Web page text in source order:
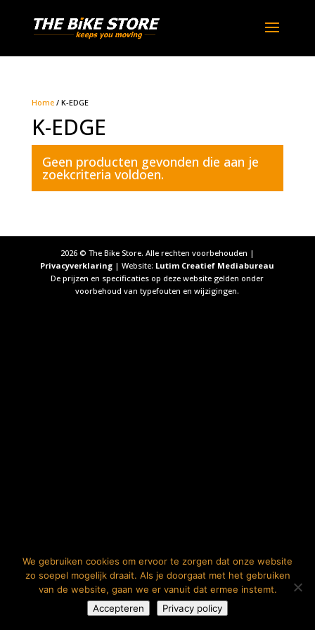
Home/ K-EDGE
K-EDGE
Geen producten gevonden die aan je
zoekcriteria voldoen.
2026© The Bike Store. Alle rechten voorbehouden |
Privacyverklaring | Website: Lutim Creatief Mediabureau
De prijzen en specificaties op deze website gelden onder
voorbehoud van typefouten en wijzigingen.
We gebruiken cookies om ervoor te zorgen dat onze website
zo soepel mogelijk draait. Als je doorgaat met het gebruiken
van de website, gaan we er vanuit dat ermee instemt.
Accepteren
Privacy policy